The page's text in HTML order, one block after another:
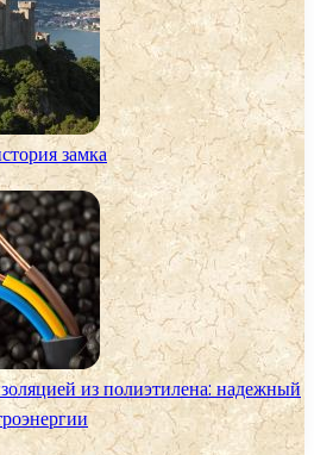
замка
из полиэтилена: надежный